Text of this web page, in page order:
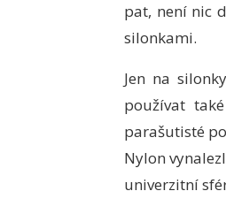
pat, není nic
silonkami.
Jen na
používat
parašutisté
Nylon
univerzitní